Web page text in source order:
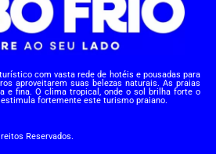
com vasta rede de hotéis e pousadas para
aproveitarem suas belezas naturais. As praias
e fina. O clima tropical, onde o sol brilha forte o
fortemente este turismo praiano.
Reservados.